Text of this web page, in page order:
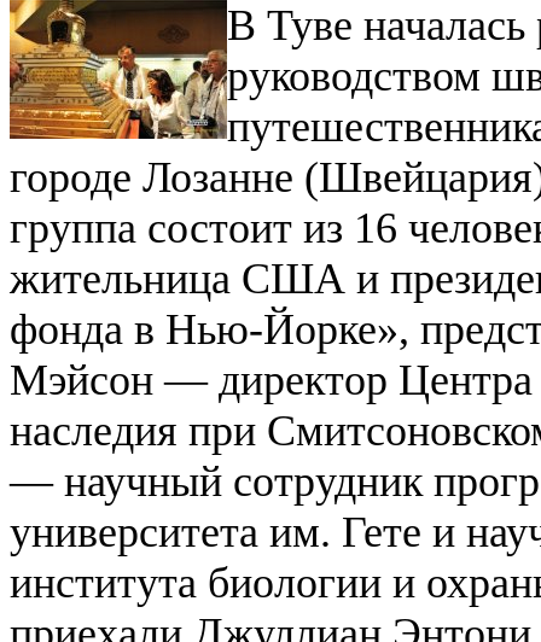
В Туве
руководством
городе Лозанне
группа состоит из 16
жительница США и
фонда в Нью-Йорке»,
Мэйсон — директор Центра
наследия при
— научный сотрудник
университета им. Гете и
института биологии и